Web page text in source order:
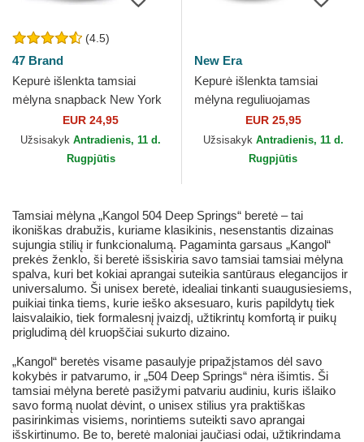
(4.5)
47 Brand
Kepurė išlenkta tamsiai
mėlyna snapback New York
Yankees MLB 47 Brand
EUR 24,95
Užsisakyk Antradienis, 11 d.
Rugpjūtis
New Era
Kepurė išlenkta tamsiai
mėlyna reguliuojamas
9FORTY Outline New York
Yankees MLB New Era
EUR 25,95
Užsisakyk Antradienis, 11 d.
Rugpjūtis
Tamsiai mėlyna „Kangol 504 Deep Springs“ beretė – tai
ikoniškas drabužis, kuriame klasikinis, nesenstantis dizainas
sujungia stilių ir funkcionalumą. Pagaminta garsaus „Kangol“
prekės ženklo, ši beretė išsiskiria savo tamsiai tamsiai mėlyna
spalva, kuri bet kokiai aprangai suteikia santūraus elegancijos ir
universalumo. Ši unisex beretė, idealiai tinkanti suaugusiesiems,
puikiai tinka tiems, kurie ieško aksesuaro, kuris papildytų tiek
laisvalaikio, tiek formalesnį įvaizdį, užtikrintų komfortą ir puikų
prigludimą dėl kruopščiai sukurto dizaino.
„Kangol“ beretės visame pasaulyje pripažįstamos dėl savo
kokybės ir patvarumo, ir „504 Deep Springs“ nėra išimtis. Ši
tamsiai mėlyna beretė pasižymi patvariu audiniu, kuris išlaiko
savo formą nuolat dėvint, o unisex stilius yra praktiškas
pasirinkimas visiems, norintiems suteikti savo aprangai
išskirtinumo. Be to, beretė maloniai jaučiasi odai, užtikrindama